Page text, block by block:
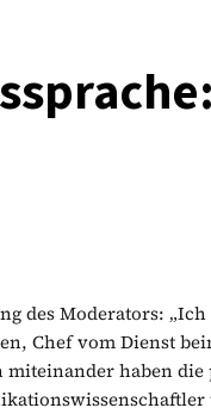
des Moderators:
Chef vom Dienst
miteinander haben